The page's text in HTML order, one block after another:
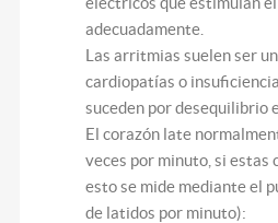
adecuadamente.
Las arritmias suelen ser
cardiopatías o
suceden por desequilibrio
El corazón late
veces por minuto, si estas
esto se mide mediante el
de latidos por minuto):